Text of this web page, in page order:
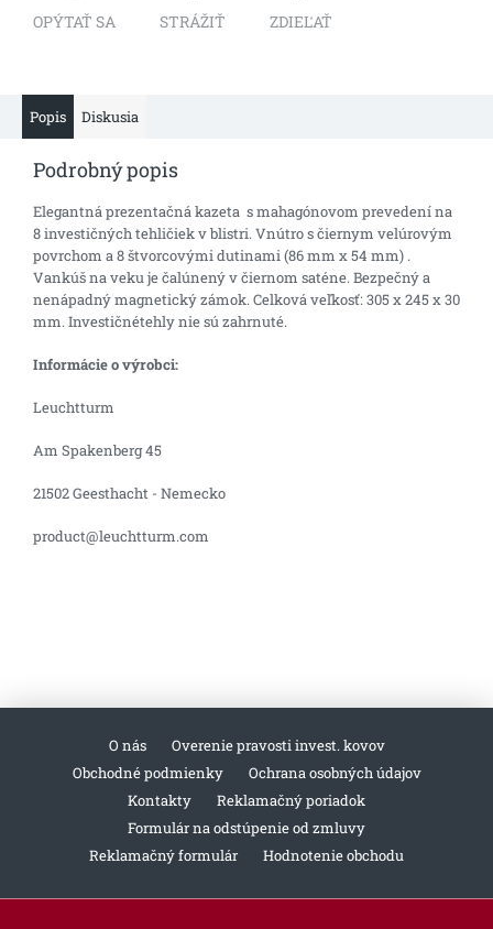
OPÝTAŤ SA STRÁŽIŤ ZDIEĽAŤ
Popis Diskusia
Podrobný popis
Elegantná prezentačná kazeta s mahagónovom prevedení na
8 investičných tehličiek v blistri. Vnútro s čiernym velúrovým
povrchom a 8 štvorcovými dutinami (86 mm x 54 mm) .
Vankúš na veku je čalúnený v čiernom saténe. Bezpečný a
nenápadný magnetický zámok. Celková veľkosť: 305 x 245 x 30
mm. Investičnétehly nie sú zahrnuté.
Informácie o výrobci:
Leuchtturm
Am Spakenberg 45
21502 Geesthacht - Nemecko
product@leuchtturm.com
O nás
Overenie pravosti invest. kovov
Obchodné podmienky
Ochrana osobných údajov
Kontakty
Reklamačný poriadok
Formulár na odstúpenie od zmluvy
Reklamačný formulár
Hodnotenie obchodu
Z